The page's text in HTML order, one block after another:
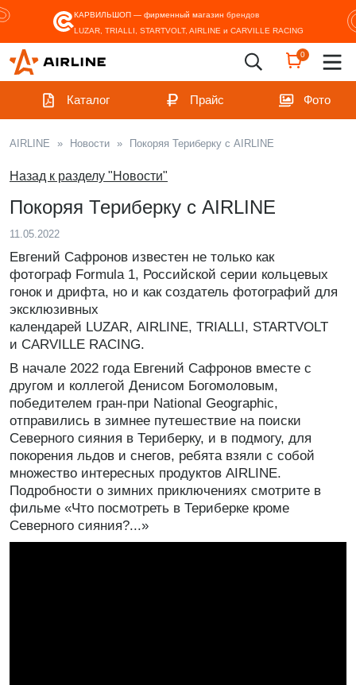
КАРВИЛЬШОП — фирменный магазин брендов
LUZAR, TRIALLI, STARTVOLT, AIRLINE и CARVILLE RACING
0
Каталог Прайс Фото
AIRLINE » Новости » Покоряя Териберку с AIRLINE
Назад к разделу "Новости"
Покоряя Териберку с AIRLINE
11.05.2022
Евгений Сафронов известен не только как
фотограф Formula 1, Российской серии кольцевых
гонок и дрифта, но и как создатель фотографий для
эксклюзивных
календарей LUZAR, AIRLINE, TRIALLI, STARTVOLT
и CARVILLE RACING.
В начале 2022 года Евгений Сафронов вместе с
другом и коллегой Денисом Богомоловым,
победителем гран-при National Geographic,
отправились в зимнее путешествие на поиски
Северного сияния в Териберку, и в подмогу, для
покорения льдов и снегов, ребята взяли с собой
множество интересных продуктов AIRLINE.
Подробности о зимних приключениях смотрите в
фильме «Что посмотреть в Териберке кроме
Северного сияния?...»